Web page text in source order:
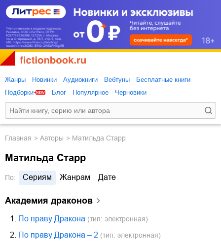
Жанры Новинки Аудиокниги Вебтуны
Бесплатные книги
Подборки
Блог Популярное Черновики
Главная Авторы Матильда Старр
Матильда Старр
По: Сериям Жанрам Дате
Академия драконов
1. По праву Дракона (тип: электронная)
2. По праву Дракона – 2 (тип: электронная)